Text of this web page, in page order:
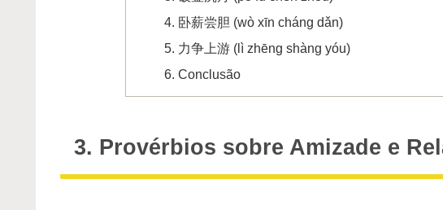
卧薪尝胆 (wò xīn cháng dǎn)
力争上游 (lì zhēng shàng yóu)
Conclusão
3. Provérbios sobre Amizade e